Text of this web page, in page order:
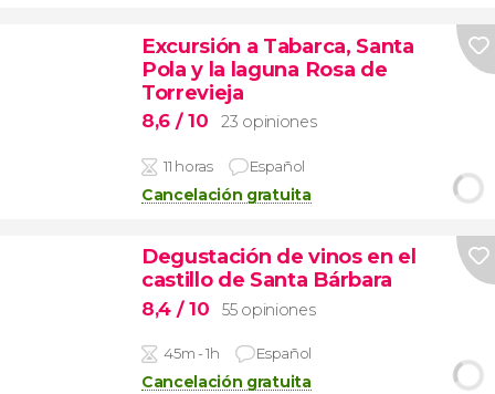
Excursión a Tabarca, Santa
Pola y la laguna Rosa de
Torrevieja
8,6 / 10 23 opiniones
11 horas Español
Cancelación gratuita
Degustación de vinos en el
castillo de Santa Bárbara
8,4 / 10 55 opiniones
45m - 1h Español
Cancelación gratuita